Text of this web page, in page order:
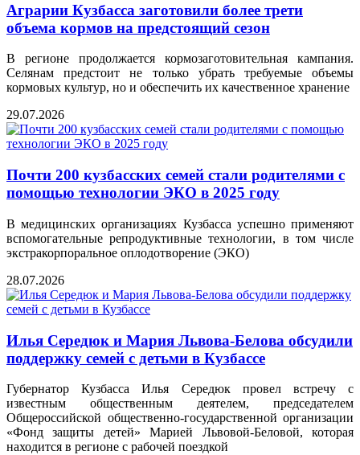
Аграрии Кузбасса заготовили более трети
объема кормов на предстоящий сезон
В регионе продолжается кормозаготовительная кампания.
Селянам предстоит не только убрать требуемые объемы
кормовых культур, но и обеспечить их качественное хранение
29.07.2026
Почти 200 кузбасских семей стали родителями с
помощью технологии ЭКО в 2025 году
В медицинских организациях Кузбасса успешно применяют
вспомогательные репродуктивные технологии, в том числе
экстракорпоральное оплодотворение (ЭКО)
28.07.2026
Илья Середюк и Мария Львова-Белова обсудили
поддержку семей с детьми в Кузбассе
Губернатор Кузбасса Илья Середюк провел встречу с
известным общественным деятелем, председателем
Общероссийской общественно-государственной организации
«Фонд защиты детей» Марией Львовой-Беловой, которая
находится в регионе с рабочей поездкой